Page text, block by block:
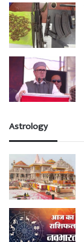
Astrology